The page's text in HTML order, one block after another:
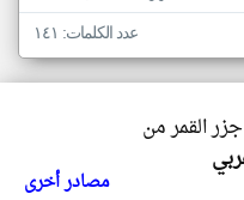
عدد الكلمات: ١٤١
القمر من
مصادر أخرى